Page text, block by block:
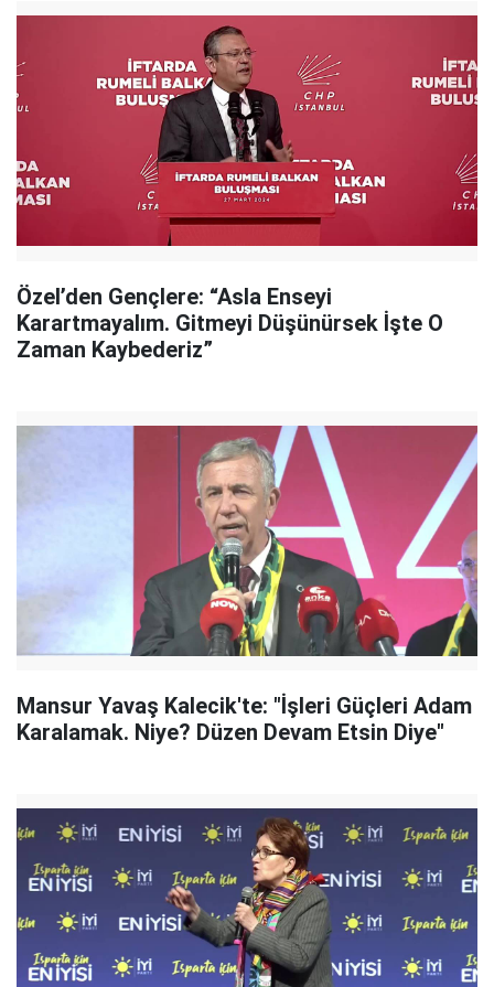
Özel’den Gençlere: “Asla Enseyi
Karartmayalım. Gitmeyi Düşünürsek İşte O
Zaman Kaybederiz”
Mansur Yavaş Kalecik'te: "İşleri Güçleri Adam
Karalamak. Niye? Düzen Devam Etsin Diye"